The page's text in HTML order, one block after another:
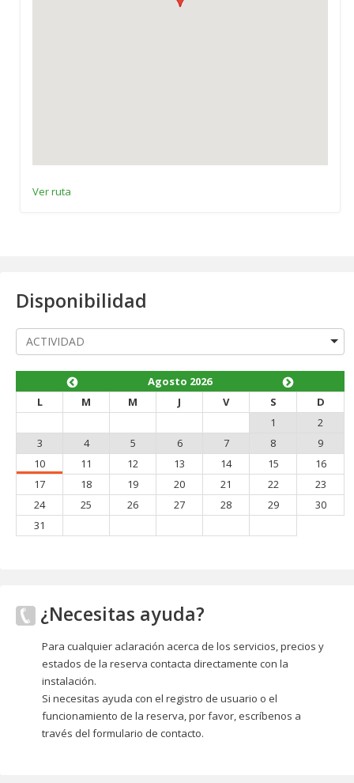
Ver ruta
Disponibilidad
Agosto 2026
L
M M J V S
D
1
2
3
4 5 6 7 8
9
10
11 12 13 14 15
16
17
18 19 20 21 22
23
24
25 26 27 28 29
30
31
¿Necesitas ayuda?
Para cualquier aclaración acerca de los servicios, precios y
estados de la reserva contacta directamente con la
instalación.
Si necesitas ayuda con el registro de usuario o el
funcionamiento de la reserva, por favor, escríbenos a
través del formulario de contacto.